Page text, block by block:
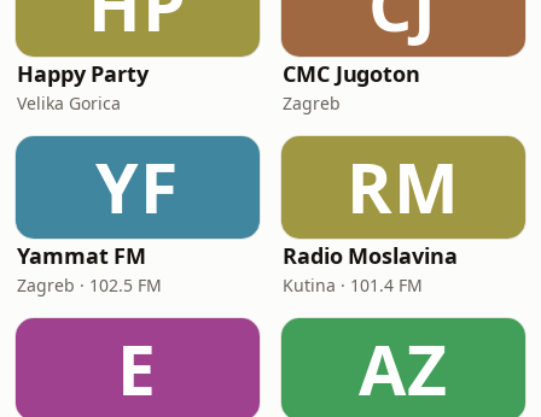
Happy Party
Velika Gorica
CMC Jugoton
Zagreb
YF
Yammat FM
Zagreb · 102.5 FM
RM
Radio Moslavina
Kutina · 101.4 FM
E AZ